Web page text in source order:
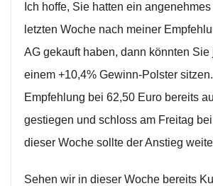
Ich hoffe, Sie hatten ein
letzten Woche nach meiner
AG gekauft haben, dann könnten
einem +10,4% Gewinn-Polster
Empfehlung bei 62,50 Euro bereits
gestiegen und schloss am Freitag
dieser Woche sollte der Anstieg
Sehen wir in dieser Woche bereits